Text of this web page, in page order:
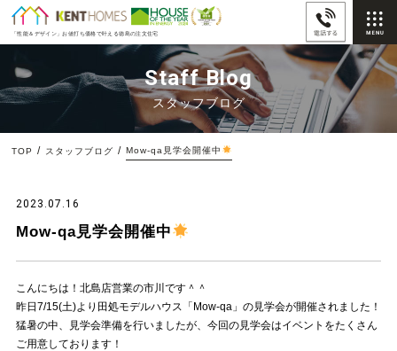
「性能＆デザイン」 お値打ち価格で叶える徳島の注文住宅
スタッフブログ
Staff Blog
TOP スタッフブログ Mow-qa見学会開催中
2023.07.16
Mow-qa見学会開催中
こんにちは！北島店営業の市川です＾＾
昨日7/15(土)より田処モデルハウス「Mow-qa」の見学会が開催されました！
猛暑の中、見学会準備を行いましたが、今回の見学会はイベントをたくさん
ご用意しております！